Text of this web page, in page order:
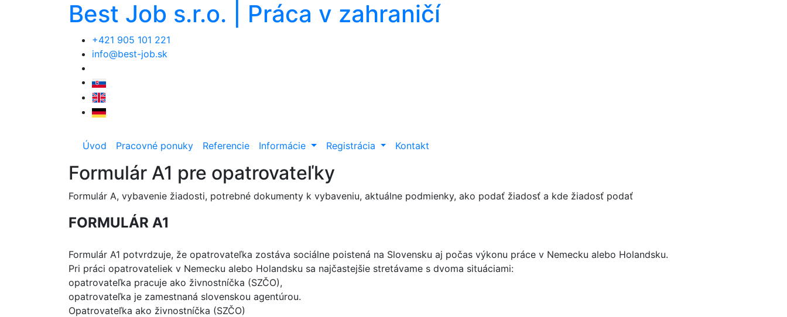
Best Job s.r.o. | Práca v zahraničí
+421 905 101 221
info@best-job.sk
Úvod Pracovné ponuky Referencie Informácie Registrácia Kontakt
Formulár A1 pre opatrovateľky
Formulár A, vybavenie žiadosti, potrebné dokumenty k vybaveniu, aktuálne podmienky, ako podať žiadosť a kde žiadosť podať
FORMULÁR A1
Formulár A1 potvrdzuje, že opatrovateľka zostáva sociálne poistená na Slovensku aj počas výkonu práce v Nemecku alebo Holandsku.
Pri práci opatrovateliek v Nemecku alebo Holandsku sa najčastejšie stretávame s dvoma situáciami:
opatrovateľka pracuje ako živnostníčka (SZČO),
opatrovateľka je zamestnaná slovenskou agentúrou.
Opatrovateľka ako živnostníčka (SZČO)